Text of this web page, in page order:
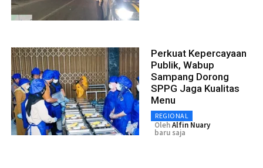
Perkuat Kepercayaan
Publik, Wabup
Sampang Dorong
SPPG Jaga Kualitas
Menu
REGIONAL
OlehAlfin Nuary
baru saja